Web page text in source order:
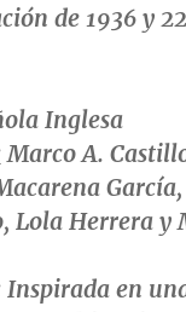
de 1936 y
Inglesa
Marco A.
García,
, Lola Herreray
Inspirada en